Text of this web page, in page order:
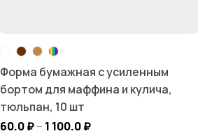
Форма бумажная с усиленным
бортом для маффина и кулича,
тюльпан, 10 шт
60.0₽– 1 100.0₽